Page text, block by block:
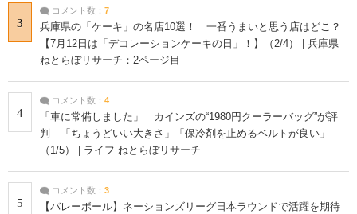
3
コメント数： 7
兵庫県の「ケーキ」の名店10選！ 一番うまいと思う店はどこ？
【7月12日は「デコレーションケーキの日」！】（2/4） | 兵庫県
ねとらぼリサーチ：2ページ目
4
コメント数： 4
「車に常備しました」 カインズの“1980円クーラーバッグ”が評
判 「ちょうどいい大きさ」「保冷剤を止めるベルトが良い」
（1/5） | ライフ ねとらぼリサーチ
5
コメント数： 3
【バレーボール】ネーションズリーグ日本ラウンドで活躍を期待